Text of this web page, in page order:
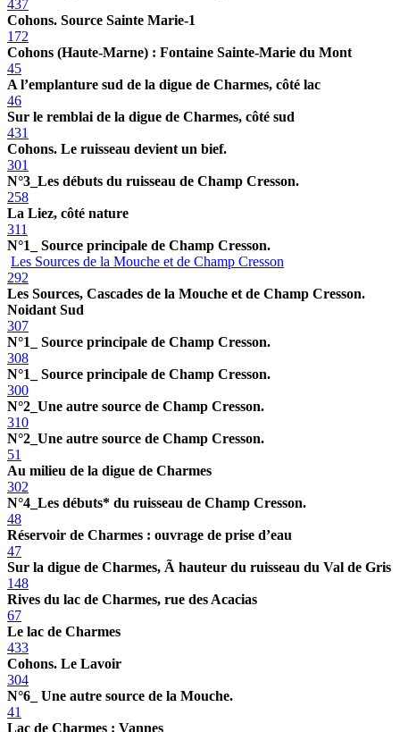
437
Cohons. Source Sainte Marie-1
172
Cohons (Haute-Marne) : Fontaine Sainte-Marie du Mont
45
A l’emplanture sud de la digue de Charmes, côté lac
46
Sur le remblai de la digue de Charmes, côté sud
431
Cohons. Le ruisseau devient un bief.
301
N°3_Les débuts du ruisseau de Champ Cresson.
258
La Liez, côté nature
311
N°1_ Source principale de Champ Cresson.
Les Sources de la Mouche et de Champ Cresson
292
Les Sources, Cascades de la Mouche et de Champ Cresson.
Noidant Sud
307
N°1_ Source principale de Champ Cresson.
308
N°1_ Source principale de Champ Cresson.
300
N°2_Une autre source de Champ Cresson.
310
N°2_Une autre source de Champ Cresson.
51
Au milieu de la digue de Charmes
302
N°4_Les débuts* du ruisseau de Champ Cresson.
48
Réservoir de Charmes : ouvrage de prise d’eau
47
Sur la digue de Charmes, Ã hauteur du ruisseau du Val de Gris
148
Rives du lac de Charmes, rue des Acacias
67
Le lac de Charmes
433
Cohons. Le Lavoir
304
N°6_ Une autre source de la Mouche.
41
Lac de Charmes : Vannes